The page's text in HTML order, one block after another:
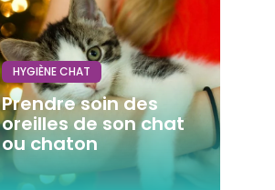
HYGIÈNE CHAT
Prendre soin des
oreilles de son chat
ou chaton